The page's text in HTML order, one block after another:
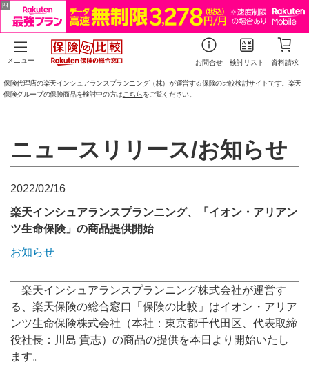
メニュー お問合せ 検討リスト 資料請求
保険代理店の楽天インシュアランスプランニング（株）が運営する保険の比較検討サイトです。楽天
保険グループの保険商品を検討中の方は こちらをご覧ください。
ニュースリリース/お知らせ
2022/02/16
楽天インシュアランスプランニング、「イオン・アリアン
ツ生命保険」の商品提供開始
お知らせ
楽天インシュアランスプランニング株式会社が運営す
る、楽天保険の総合窓口「保険の比較」はイオン・アリア
ンツ生命保険株式会社（本社：東京都千代田区、代表取締
役社長：川島 貴志）の商品の提供を本日より開始いたし
ます。